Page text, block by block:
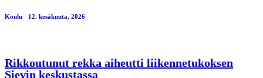
Koulu 12. kesäkuuta, 2026
Rikkoutunut rekka aiheutti liikennetukoksen
Sievin keskustassa